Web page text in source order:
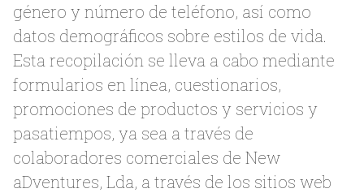
género y número de teléfono, así como
datos demográficos sobre estilos de vida.
Esta recopilación se lleva a cabo mediante
formularios en línea, cuestionarios,
promociones de productos y servicios y
pasatiempos, ya sea a través de
colaboradores comerciales de New
aDventures, Lda, a través de los sitios web